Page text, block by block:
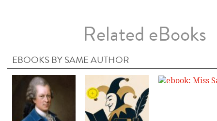
Related eBooks
EBOOKS BY SAME AUTHOR